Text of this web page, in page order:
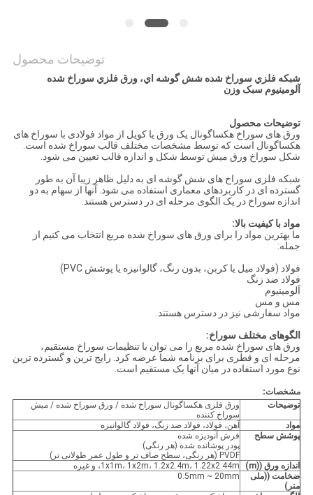
توضیحات محصول
شبكه فلزي سوراخ شده شش گوشه اي، ورق فلزي سوراخ شده
آلومينيوم سبک وزن
توضیحات محصول
ورق های سوراخ هکساگونال یک ورق یا کویل از مواد فولادی با سوراخ های
هکساگونال است که توسط مشخصات مختلف قالب سوراخ شده است.
شکل سوراخ ورق میش توسط شکل و اندازه قالب تعیین می شود.
شبکه فلزی سوراخ های شش گوشه ای به دلیل ظاهر زیبا آن به طور
گسترده ای در کاربردهای معماری استفاده می شود. آنها از سهام به دو
اندازه سوراخ در یک الگوی مرحله ای در دسترس هستند.
مواد با کیفیت بالا:
ما بهترین مواد را برای ورق های سوراخ شده مربع انتخاب می کنیم از
جمله:
فولاد (فولاد میل یا کربن، بدون رنگ، گالوانیزه یا پوشش PVC)
فولاد ضد زنگ
آلومينيوم
مس و مس
مواد سفارشی نیز در دسترس هستند.
الگوهای مختلف سوراخ:
ورق های سوراخ شده مربع را می توان با تنظیمات سوراخ مستقیم،
مرحله ای و قطری برای برنامه شما عرضه کرد. رایج ترین و گسترده ترین
نوع مورد استفاده در میان آنها یک مستقیم است.
مشخصات:
توضیحات
ورق فلزی هکساگونال سوراخ شده / ورق سوراخ شده / میش
سوراخ کننده
مواد
آهن، فولاد، فولاد ضد زنگ، فولاد گالوانیزه
پوشش سطح
فرش آنودیزه شده
پودر پوشانده شده (هر رنگی)
PVDF (هر رنگی، سطح صاف تر و طول عمر طولانی تر)
اندازه ورق ((m)
1x1m، 1x2m، 1.2x2.4m، 1.22x2.44m، و غیره
ضخامت ((ملی
متر)
0.5mm ~ 20mm